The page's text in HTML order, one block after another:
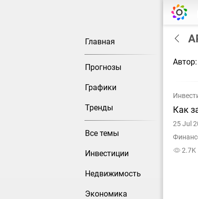
Главная
Прогнозы
Графики
Тренды
Все темы
Инвестиции
Недвижимость
Экономика
Автор:
Как
25 Jul
2.7K